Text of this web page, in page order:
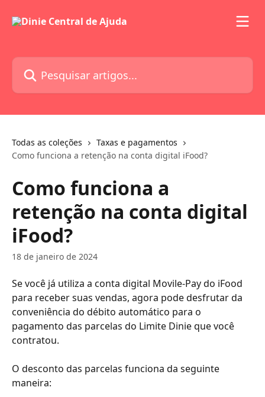
Pesquisar artigos...
Todas as coleções
Taxas e pagamentos
Como funciona a retenção na conta digital iFood?
Como funciona a
retenção na conta digital
iFood?
18 de janeiro de 2024
Se você já utiliza a conta digital Movile-Pay do iFood
para receber suas vendas, agora pode desfrutar da
conveniência do débito automático para o
pagamento das parcelas do Limite Dinie que você
contratou.
O desconto das parcelas funciona da seguinte
maneira: